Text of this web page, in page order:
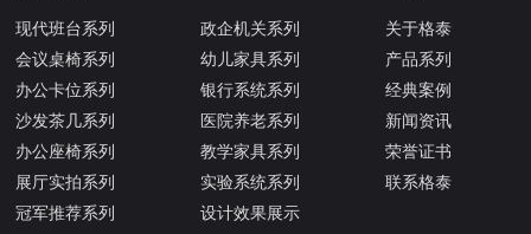
现代班台系列
会议桌椅系列
办公卡位系列
沙发茶几系列
办公座椅系列
展厅实拍系列
冠军推荐系列
政企机关系列
幼儿家具系列
银行系统系列
医院养老系列
教学家具系列
实验系统系列
设计效果展示
关于格泰
产品系列
经典案例
新闻资讯
荣誉证书
联系格泰